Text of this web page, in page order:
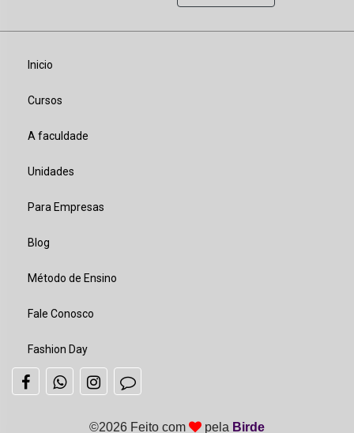
Inicio
Cursos
A faculdade
Unidades
Para Empresas
Blog
Método de Ensino
Fale Conosco
Fashion Day
©2026 Feito com pela Birde